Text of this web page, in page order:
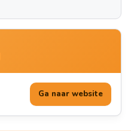
Ga naar website